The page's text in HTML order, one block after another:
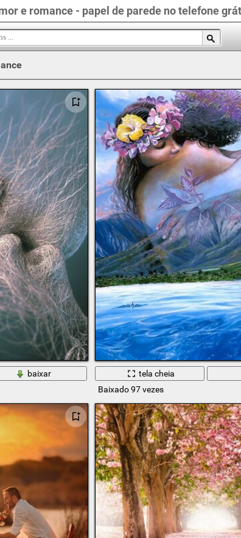
e romance - papel de parede no telefone
baixar
tela cheia
Baixado 97 vezes